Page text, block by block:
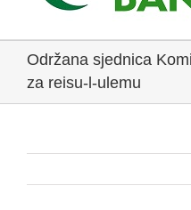
Održana sjednica
za reisu-l-ulemu